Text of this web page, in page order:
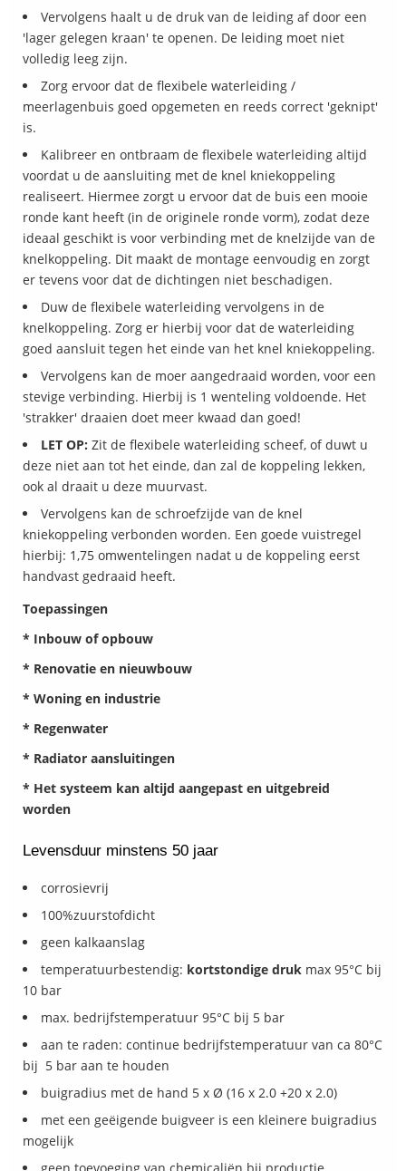
Vervolgens haalt u de druk van de leiding af door een
'lager gelegen kraan' te openen. De leiding moet niet
volledig leeg zijn.
Zorg ervoor dat de flexibele waterleiding /
meerlagenbuis goed opgemeten en reeds correct 'geknipt'
is.
Kalibreer en ontbraam de flexibele waterleiding altijd
voordat u de aansluiting met de knel kniekoppeling
realiseert. Hiermee zorgt u ervoor dat de buis een mooie
ronde kant heeft (in de originele ronde vorm), zodat deze
ideaal geschikt is voor verbinding met de knelzijde van de
knelkoppeling. Dit maakt de montage eenvoudig en zorgt
er tevens voor dat de dichtingen niet beschadigen.
Duw de flexibele waterleiding vervolgens in de
knelkoppeling. Zorg er hierbij voor dat de waterleiding
goed aansluit tegen het einde van het knel kniekoppeling.
Vervolgens kan de moer aangedraaid worden, voor een
stevige verbinding. Hierbij is 1 wenteling voldoende. Het
'strakker' draaien doet meer kwaad dan goed!
LET OP: Zit de flexibele waterleiding scheef, of duwt u
deze niet aan tot het einde, dan zal de koppeling lekken,
ook al draait u deze muurvast.
Vervolgens kan de schroefzijde van de knel
kniekoppeling verbonden worden. Een goede vuistregel
hierbij: 1,75 omwentelingen nadat u de koppeling eerst
handvast gedraaid heeft.
Toepassingen
* Inbouw of opbouw
* Renovatie en nieuwbouw
* Woning en industrie
* Regenwater
* Radiator aansluitingen
* Het systeem kan altijd aangepast en uitgebreid
worden
Levensduur minstens 50 jaar
corrosievrij
100%zuurstofdicht
geen kalkaanslag
temperatuurbestendig: kortstondige druk max 95°C bij
10 bar
max. bedrijfstemperatuur 95°C bij 5 bar
aan te raden: continue bedrijfstemperatuur van ca 80°C
bij 5 bar aan te houden
buigradius met de hand 5 x Ø (16 x 2.0 +20 x 2.0)
met een geëigende buigveer is een kleinere buigradius
mogelijk